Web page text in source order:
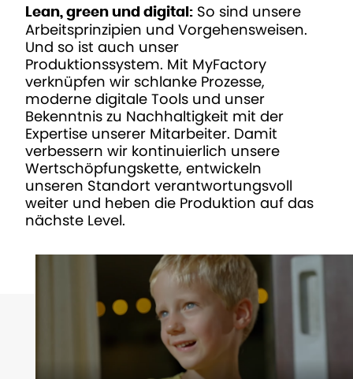
Lean, green und digital: So sind unsere
Arbeitsprinzipien und Vorgehensweisen.
Und so ist auch unser
Produktionssystem. Mit MyFactory
verknüpfen wir schlanke Prozesse,
moderne digitale Tools und unser
Bekenntnis zu Nachhaltigkeit mit der
Expertise unserer Mitarbeiter. Damit
verbessern wir kontinuierlich unsere
Wertschöpfungskette, entwickeln
unseren Standort verantwortungsvoll
weiter und heben die Produktion auf das
nächste Level.